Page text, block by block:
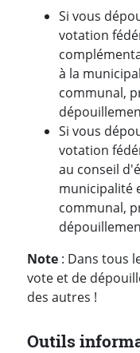
Si vous
votation
à la
communal,
Si vous
votation
au conseil
municipalité
communal,
Note : Dans tous
vote et de
des autres !
Outils